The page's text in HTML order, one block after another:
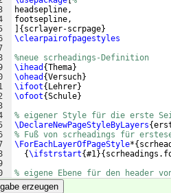
headsepline,
footsepline,
{ scrlayer-scrpage}
\clearpairofpagestyles
%neue scrheadings-Definition
\ihead {Thema}
\ohead {Versuch}
\ifoot{ Lehrer}
\ofoot{Schule}
% eigener Style für die erste
\DeclareNewPageStyleByLayers{
% Fuß von scrheadings für
\ForEachLayerOfPageStyle*{
{\ifstrstart{#1}{
% eigene Ebene für den header
\DeclareNewLayer
erzeugen